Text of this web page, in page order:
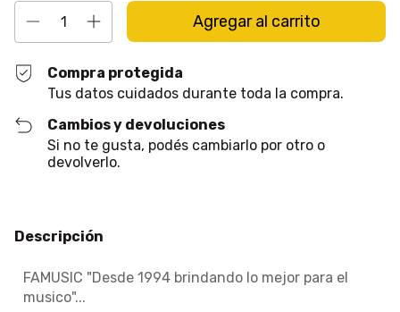
Compra protegida
Tus datos cuidados durante toda la compra.
Cambios y devoluciones
Si no te gusta, podés cambiarlo por otro o
devolverlo.
Descripción
FAMUSIC "Desde 1994 brindando lo mejor para el
musico"...